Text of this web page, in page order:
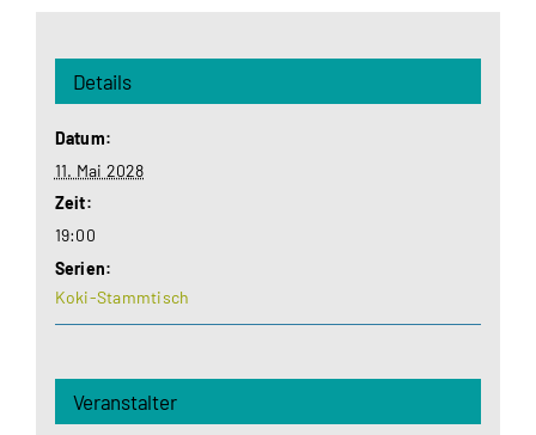
Details
Datum:
11. Mai 2028
Zeit:
19:00
Serien:
Koki-Stammtisch
Veranstalter